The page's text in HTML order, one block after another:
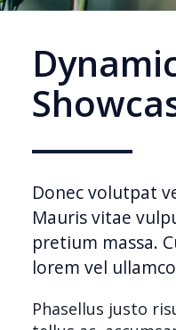
Donec volutpat
Mauris vitae
pretium massa.
lorem vel
Phasellus justo